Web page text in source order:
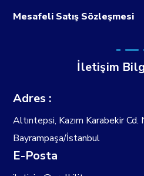
Mesafeli Satış Sözleşmesi
İletişim
Adres :
Altıntepsi, Kazım Karabekir
Bayrampaşa/İstanbul
E-Posta